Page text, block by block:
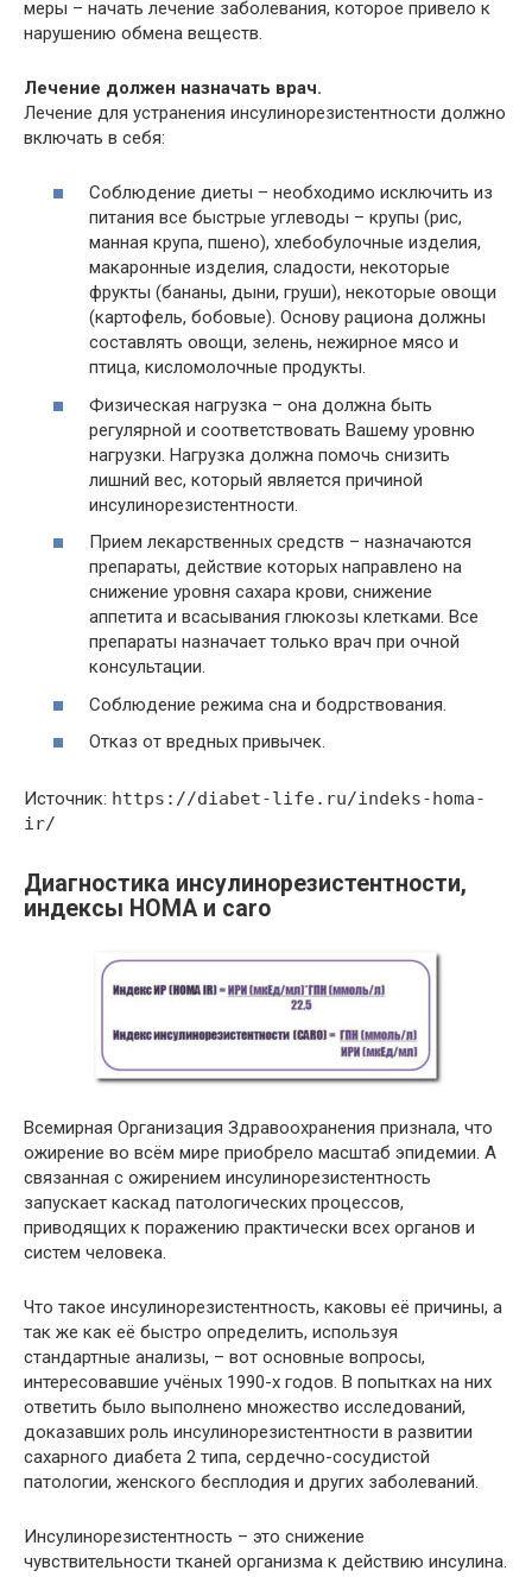
меры – начать лечение заболевания, которое привело к
нарушению обмена веществ.
Лечение должен назначать врач.
Лечение для устранения инсулинорезистентности должно
включать в себя:
Соблюдение диеты – необходимо исключить из
питания все быстрые углеводы – крупы (рис,
манная крупа, пшено), хлебобулочные изделия,
макаронные изделия, сладости, некоторые
фрукты (бананы, дыни, груши), некоторые овощи
(картофель, бобовые). Основу рациона должны
составлять овощи, зелень, нежирное мясо и
птица, кисломолочные продукты.
Физическая нагрузка – она должна быть
регулярной и соответствовать Вашему уровню
нагрузки. Нагрузка должна помочь снизить
лишний вес, который является причиной
инсулинорезистентности.
Прием лекарственных средств – назначаются
препараты, действие которых направлено на
снижение уровня сахара крови, снижение
аппетита и всасывания глюкозы клетками. Все
препараты назначает только врач при очной
консультации.
Соблюдение режима сна и бодрствования.
Отказ от вредных привычек.
Источник: https://diabet-life.ru/indeks-homa-
ir/
Диагностика инсулинорезистентности,
индексы HOMA и caro
Всемирная Организация Здравоохранения признала, что
ожирение во всём мире приобрело масштаб эпидемии. А
связанная с ожирением инсулинорезистентность
запускает каскад патологических процессов,
приводящих к поражению практически всех органов и
систем человека.
Что такое инсулинорезистентность, каковы её причины, а
так же как её быстро определить, используя
стандартные анализы, – вот основные вопросы,
интересовавшие учёных 1990-х годов. В попытках на них
ответить было выполнено множество исследований,
доказавших роль инсулинорезистентности в развитии
сахарного диабета 2 типа, сердечно-сосудистой
патологии, женского бесплодия и других заболеваний.
Инсулинорезистентность – это снижение
чувствительности тканей организма к действию инсулина.